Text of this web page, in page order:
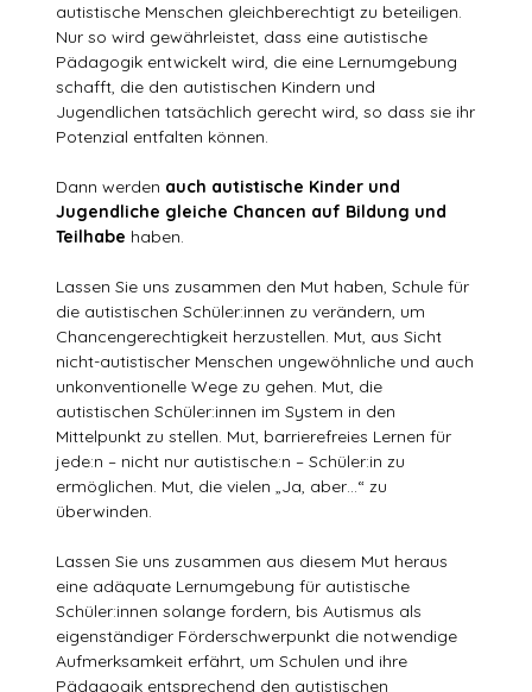
autistische Menschen gleichberechtigt zu beteiligen.
Nur so wird gewährleistet, dass eine autistische
Pädagogik entwickelt wird, die eine Lernumgebung
schafft, die den autistischen Kindern und
Jugendlichen tatsächlich gerecht wird, so dass sie ihr
Potenzial entfalten können.
Dann werden auch autistische Kinder und
Jugendliche gleiche Chancen auf Bildung und
Teilhabe haben.
Lassen Sie uns zusammen den Mut haben, Schule für
die autistischen Schüler:innen zu verändern, um
Chancengerechtigkeit herzustellen. Mut, aus Sicht
nicht-autistischer Menschen ungewöhnliche und auch
unkonventionelle Wege zu gehen. Mut, die
autistischen Schüler:innen im System in den
Mittelpunkt zu stellen. Mut, barrierefreies Lernen für
jede:n – nicht nur autistische:n – Schüler:in zu
ermöglichen. Mut, die vielen „Ja, aber…“ zu
überwinden.
Lassen Sie uns zusammen aus diesem Mut heraus
eine adäquate Lernumgebung für autistische
Schüler:innen solange fordern, bis Autismus als
eigenständiger Förderschwerpunkt die notwendige
Aufmerksamkeit erfährt, um Schulen und ihre
Pädagogik entsprechend den autistischen